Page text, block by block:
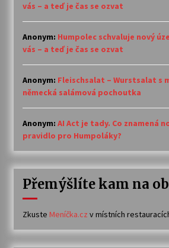
vás – a teď je čas se ozvat
Anonym: Humpolec schvaluje nový
vás – a teď je čas se ozvat
Anonym: Fleischsalat – Wurstsalat s
německá salámová pochoutka
Anonym: AI Act je tady. Co znamená
pravidlo pro Humpoláky?
Přemýšlíte kam na
Zkuste Meníčka.cz v místních